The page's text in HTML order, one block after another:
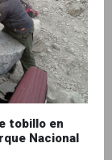
tobillo en
Nacional